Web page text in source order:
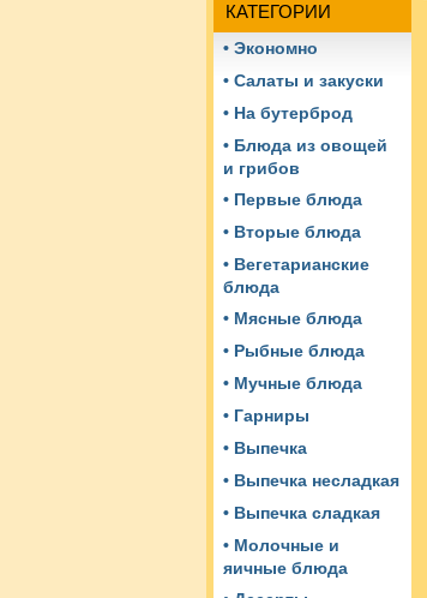
КАТЕГОРИИ
• Экономно
• Салаты и закуски
• На бутерброд
• Блюда из овощей
и грибов
• Первые блюда
• Вторые блюда
• Вегетарианские
блюда
• Мясные блюда
• Рыбные блюда
• Мучные блюда
• Гарниры
• Выпечка
• Выпечка несладкая
• Выпечка сладкая
• Молочные и
яичные блюда